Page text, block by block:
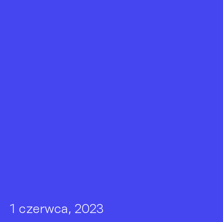
1 czerwca, 2023